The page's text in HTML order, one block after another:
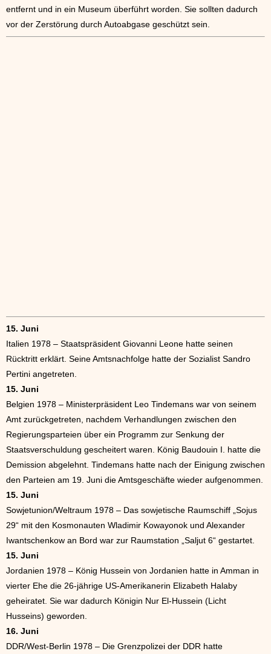
entfernt und in ein Museum überführt worden. Sie sollten dadurch
vor der Zerstörung durch Autoabgase geschützt sein.
15. Juni
Italien 1978 – Staatspräsident Giovanni Leone hatte seinen
Rücktritt erklärt. Seine Amtsnachfolge hatte der Sozialist Sandro
Pertini angetreten.
15. Juni
Belgien 1978 – Ministerpräsident Leo Tindemans war von seinem
Amt zurückgetreten, nachdem Verhandlungen zwischen den
Regierungsparteien über ein Programm zur Senkung der
Staatsverschuldung gescheitert waren. König Baudouin I. hatte die
Demission abgelehnt. Tindemans hatte nach der Einigung zwischen
den Parteien am 19. Juni die Amtsgeschäfte wieder aufgenommen.
15. Juni
Sowjetunion/Weltraum 1978 – Das sowjetische Raumschiff „Sojus
29“ mit den Kosmonauten Wladimir Kowayonok und Alexander
Iwantschenkow an Bord war zur Raumstation „Saljut 6“ gestartet.
15. Juni
Jordanien 1978 – König Hussein von Jordanien hatte in Amman in
vierter Ehe die 26-jährige US-Amerikanerin Elizabeth Halaby
geheiratet. Sie war dadurch Königin Nur El-Hussein (Licht
Husseins) geworden.
16. Juni
DDR/West-Berlin 1978 – Die Grenzpolizei der DDR hatte